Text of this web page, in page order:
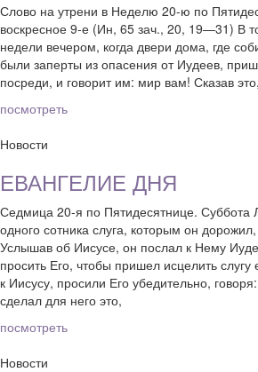
Слово на утрени в Неделю 20-ю по
воскресное 9-е (Ин, 65 зач., 20, 19—31) В
недели вечером, когда двери дома, где
были заперты из опасения от Иудеев,
посреди, и говорит им: мир вам! Сказав
посмотреть
Новости
ЕВАНГЕЛИЕ ДНЯ
Седмица 20-я по Пятидесятнице. Суббота
одного сотника слуга, которым он
Услышав об Иисусе, он послал к Нему
просить Его, чтобы пришел исцелить
к Иисусу, просили Его убедительно,
сделал для него это,
посмотреть
Новости